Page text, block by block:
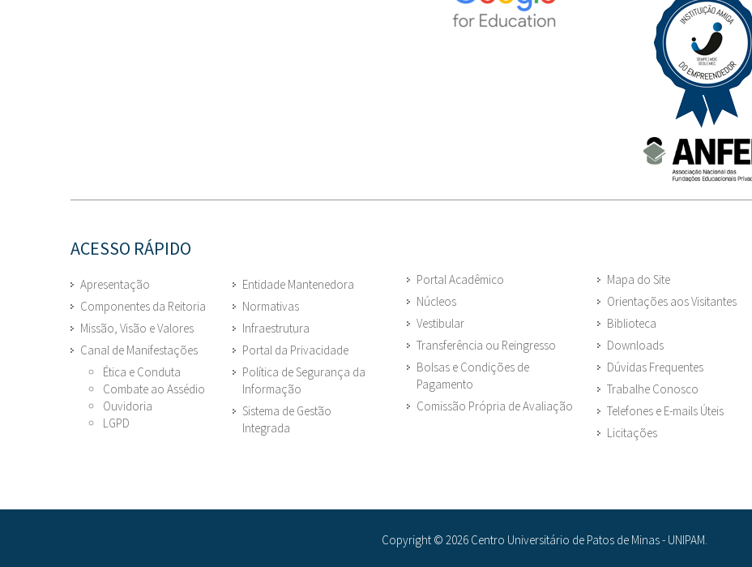
ACESSO RÁPIDO
Apresentação
Componentes da Reitoria
Missão, Visão e Valores
Canal de Manifestações
Ética e Conduta
Combate ao Assédio
Ouvidoria
LGPD
Entidade Mantenedora
Normativas
Infraestrutura
Portal da Privacidade
Política de Segurança da
Informação
Sistema de Gestão
Integrada
Portal Acadêmico
Núcleos
Vestibular
Transferência ou Reingresso
Bolsas e Condições de
Pagamento
Comissão Própria de Avaliação
Mapa do Site
Orientações aos Visitantes
Biblioteca
Downloads
Dúvidas Frequentes
Trabalhe Conosco
Telefones e E-mails Úteis
Licitações
Copyright © 2026 Centro Universitário de Patos de Minas - UNIPAM.